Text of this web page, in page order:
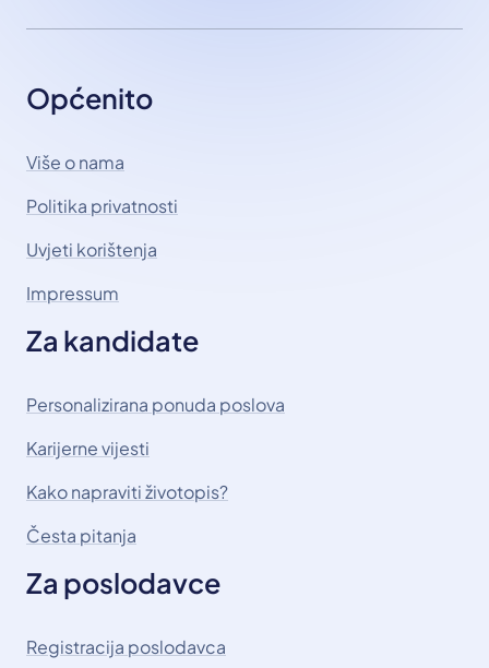
Općenito
Više o nama
Politika privatnosti
Uvjeti korištenja
Impressum
Za kandidate
Personalizirana ponuda poslova
Karijerne vijesti
Kako napraviti životopis?
Česta pitanja
Za poslodavce
Registracija poslodavca